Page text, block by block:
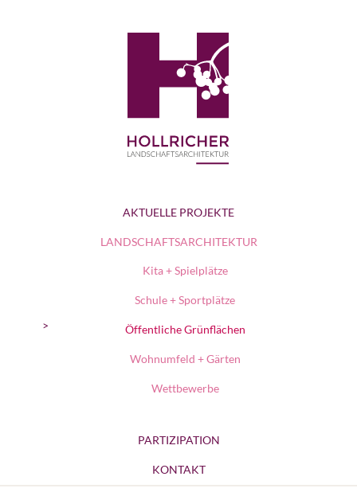
AKTUELLE PROJEKTE
LANDSCHAFTSARCHITEKTUR
Kita + Spielplätze
Schule + Sportplätze
Öffentliche Grünflächen
Wohnumfeld + Gärten
Wettbewerbe
PARTIZIPATION
KONTAKT